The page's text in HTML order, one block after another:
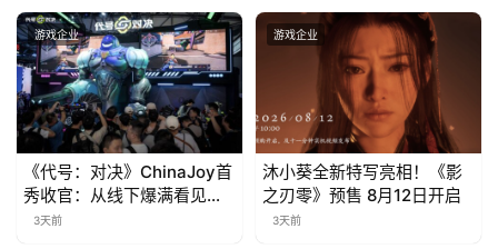
游
茶
对
会
上
游戏企业
《代号：对决》ChinaJoy首
秀收官：从线下爆满看见玩
家的真实期待
3天前
游戏企业
沐小葵全新特写亮相！《影
之刃零》预售 8月12日开启
3天前